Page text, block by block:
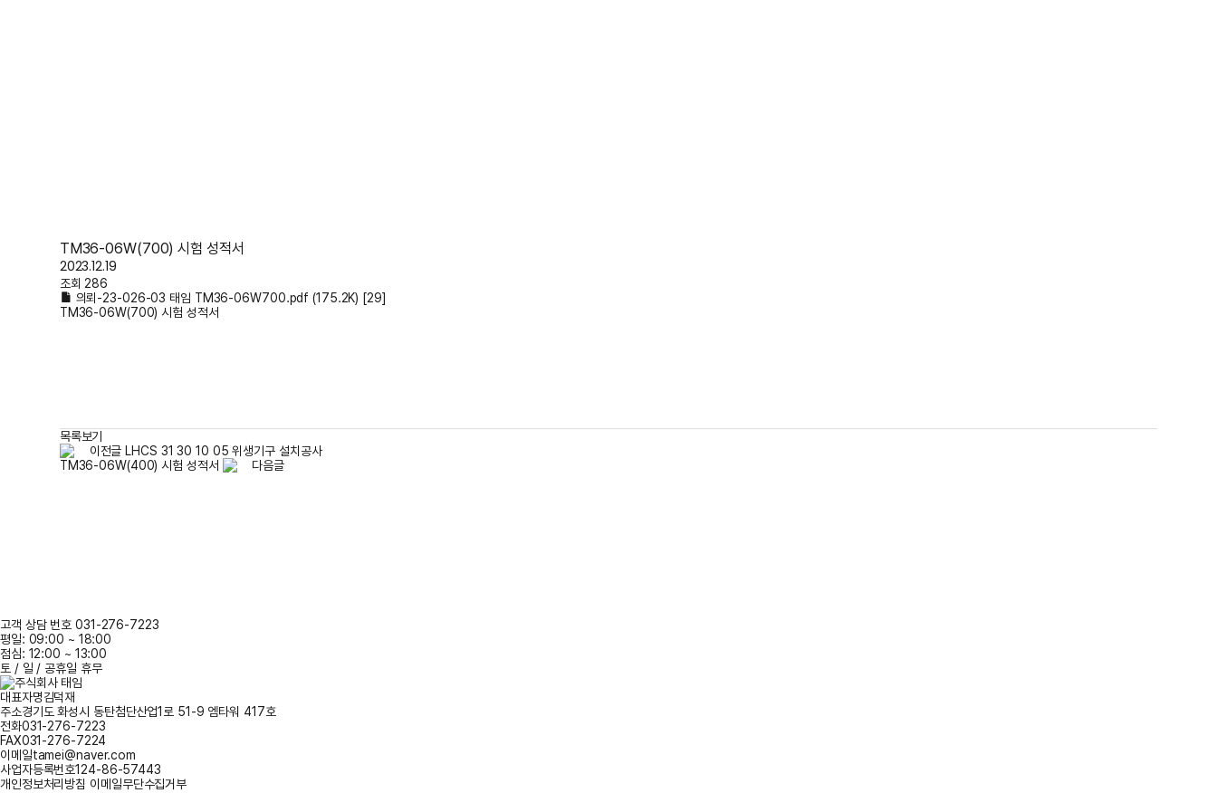
TM36-06W(700) 시험 성적서
2023.12.19
조회 286
의뢰-23-026-03 태임 TM36-06W700.pdf(175.2K) [29]
TM36-06W(700) 시험 성적서
목록보기
이전글 LHCS 31 30 10 05 위생기구 설치공사
TM36-06W(400) 시험 성적서
다음글
고객 상담 번호 031-276-7223
평일: 09:00 ~ 18:00
점심: 12:00 ~ 13:00
토 / 일 / 공휴일 휴무
대표자명김덕재
주소경기도 화성시 동탄첨단산업1로 51-9 엠타워 417호
전화031-276-7223
FAX031-276-7224
이메일tamei@naver.com
사업자등록번호124-86-57443
개인정보처리방침 이메일무단수집거부